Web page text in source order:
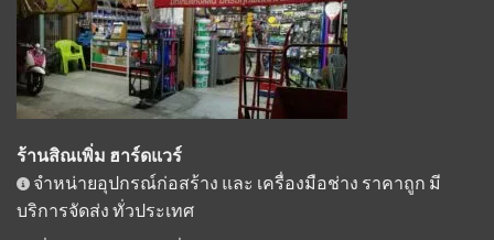
ร้านสิณเพิ่ม ฮาร์ดแวร์
จำหน่ายอุปกรณ์ก่อสร้าง และ เครื่องมือช่าง ราคาถูก มี
บริการจัดส่ง ทั่วประเทศ